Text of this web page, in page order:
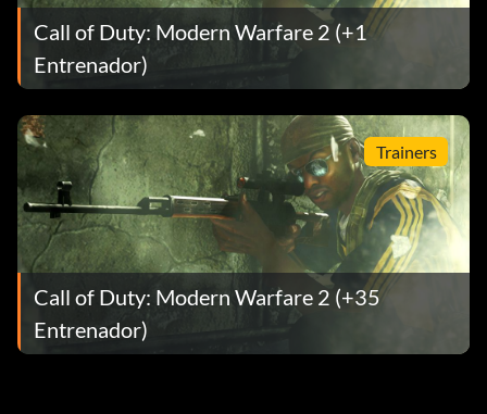
Call of Duty: Modern Warfare 2 (+1
Entrenador)
Trainers
Call of Duty: Modern Warfare 2 (+35
Entrenador)